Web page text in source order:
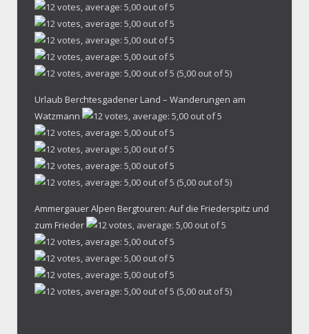
(5,00 out of 5)
Urlaub Berchtesgadener Land – Wanderungen am
Watzmann
(5,00 out of 5)
Ammergauer Alpen Bergtouren: Auf die Friederspitz und
zum Frieder
(5,00 out of 5)